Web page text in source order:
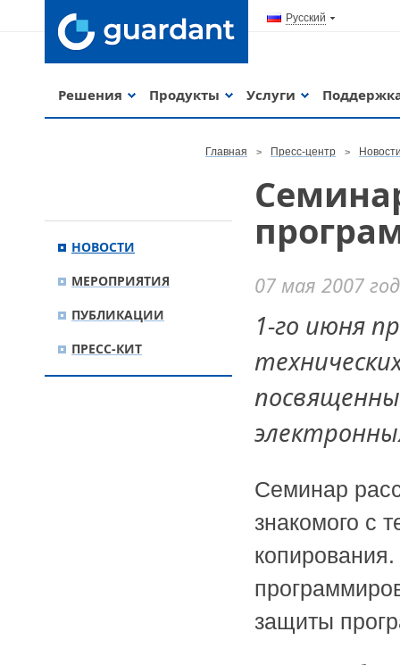
Русский
Решения Продукты Услуги
Главная Пресс-центр
07 мая 2007
1-го июня
Семинар
знакомого с
защиты
НОВОСТИ
МЕРОПРИЯТИЯ
ПУБЛИКАЦИИ
ПРЕСС-КИТ